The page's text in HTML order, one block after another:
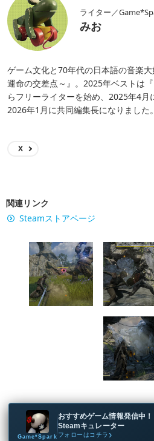
ライター／
みお
ゲーム文化と70年代の日本語の音楽
運命の交差点～』。2025年ベストは
らフリーライターを始め、2025年4月
2026年1月に共同編集長になりました。
X
関連リンク
Steamストアページ
Game*Spark
おすすめゲーム情報発信中！
Steamキュレーター
フォローはコチラ